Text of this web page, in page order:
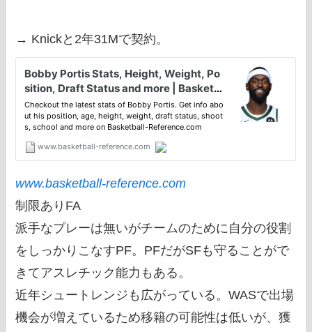
→ Knickと2年31Mで契約。
www.basketball-reference.com
制限ありFA
派手なプレーは無いがチームのために自分の役割
をしっかりこなすPF。PFだがSFも守ることがで
きてアスレチック能力もある。
近年シュートレンジも広がっている。WASで出場
機会が増えているため移籍の可能性は低いが、獲